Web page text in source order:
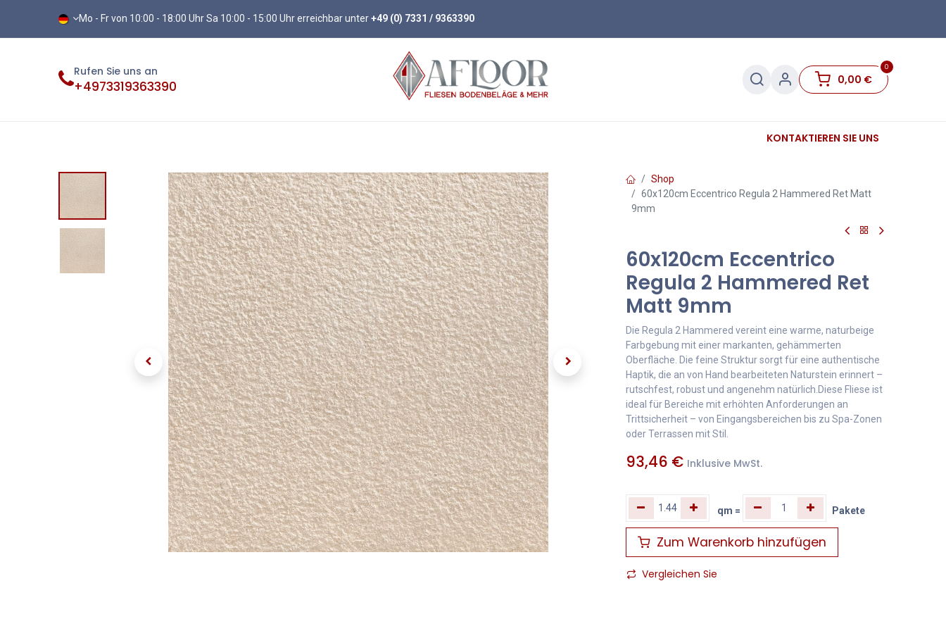
Mo - Fr von 10:00 - 18:00 Uhr Sa 10:00 - 15:00 Uhr erreichbar unter+49 (0) 7331 / 9363390
Rufen Sie uns an
+4973319363390
0
0,00 €
Sockelleisten Sale
KONTAKTIEREN SIE UNS
Shop
60x120cm Eccentrico Regula 2 Hammered Ret Matt
9mm
60x120cm Eccentrico
Regula 2 Hammered Ret
Matt 9mm
Die Regula 2 Hammered vereint eine warme, naturbeige
Farbgebung mit einer markanten, gehämmerten
Oberfläche. Die feine Struktur sorgt für eine authentische
Haptik, die an von Hand bearbeiteten Naturstein erinnert –
rutschfest, robust und angenehm natürlich.Diese Fliese ist
ideal für Bereiche mit erhöhten Anforderungen an
Trittsicherheit – von Eingangsbereichen bis zu Spa-Zonen
oder Terrassen mit Stil.
93,46 € Inklusive MwSt.
qm = Pakete
Zum Warenkorb hinzufügen
Vergleichen Sie